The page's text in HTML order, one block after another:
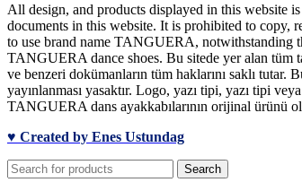
All design, and products displayed in this website
documents in this website. It is prohibited to copy,
to use brand name TANGUERA, notwithstanding
TANGUERA dance shoes. Bu sitede yer alan tüm
ve benzeri dokümanların tüm haklarını saklı tutar.
yayınlanması yasaktır. Logo, yazı tipi, yazı tipi
TANGUERA dans ayakkabılarının orijinal ürünü
♥ Created by Enes Ustundag
Search